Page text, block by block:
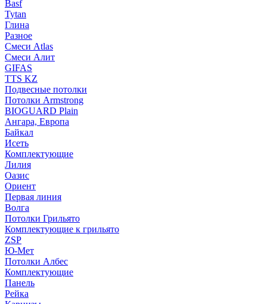
Basf
Tytan
Глина
Разное
Смеси Atlas
Смеси Алит
GIFAS
TTS KZ
Подвесные потолки
Потолки Armstrong
BIOGUARD Plain
Ангара, Европа
Байкал
Исеть
Комплектующие
Лилия
Оазис
Ориент
Первая линия
Волга
Потолки Грильято
Комплектующие к грильято
ZSP
Ю-Мет
Потолки Албес
Комплектующие
Панель
Рейка